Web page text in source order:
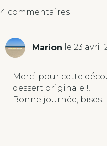
4 commentaires
Marion le 23 avril
Merci pour cette
dessert originale !!
Bonne journée, bises.
l